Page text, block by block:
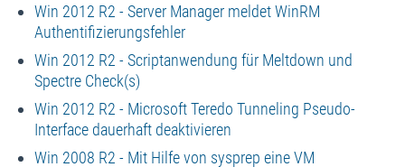
Win 2012 R2 - Server Manager meldet WinRM
Authentifizierungsfehler
Win 2012 R2 - Scriptanwendung für Meltdown und
Spectre Check(s)
Win 2012 R2 - Microsoft Teredo Tunneling Pseudo-
Interface dauerhaft deaktivieren
Win 2008 R2 - Mit Hilfe von sysprep eine VM